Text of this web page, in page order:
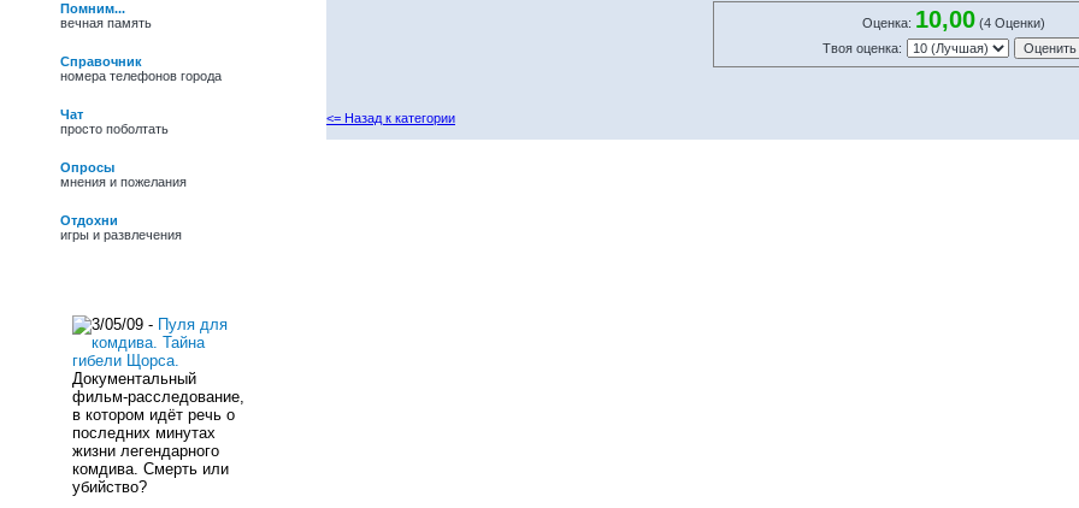
Помним...
вечная память
Справочник
номера телефонов города
Чат
просто поболтать
Опросы
мнения и пожелания
Отдохни
игры и развлечения
Іванович Полевик.
Фольклорист, лауреат
Г.Верьовки, Б. Грінченка
і премії Фонду культури,
3/05/09 - Пуля для
комдива. Тайна
гибели Щорса.
Документальный
фильм-расследование,
в котором идёт речь о
последних минутах
жизни легендарного
комдива. Смерть или
убийство?
Оценка: 10,00 (4 Оценки)
Твоя оценка:
<= Назад к категории